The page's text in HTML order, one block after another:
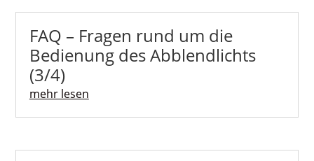
FAQ – Fragen rund um die
Bedienung des Abblendlichts
(3/4)
mehr lesen